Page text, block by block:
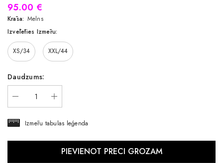
95.00 €
Krāsa: Melns
Izvēlēties Izmēru:
XS/34 XXL/44
Daudzums:
Izmēru tabulas leģenda